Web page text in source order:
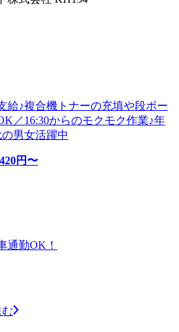
給♪複合機トナーの充填や段ボー
／16:30からのモクモク作業♪年
男女活躍中
円〜
通勤OK！